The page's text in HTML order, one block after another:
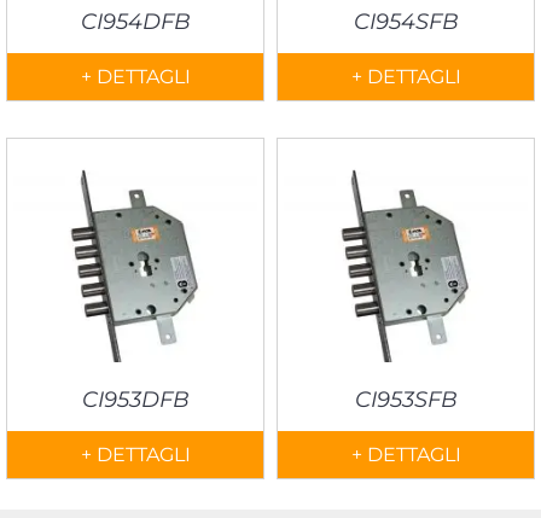
CI954DFB
+ DETTAGLI
CI954SFB
+ DETTAGLI
CI953DFB
+ DETTAGLI
CI953SFB
+ DETTAGLI